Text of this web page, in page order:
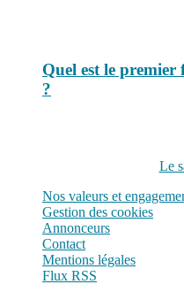
Quel est le
?
Le
Nos valeurs et
Gestion des cookies
Annonceurs
Contact
Mentions légales
Flux RSS